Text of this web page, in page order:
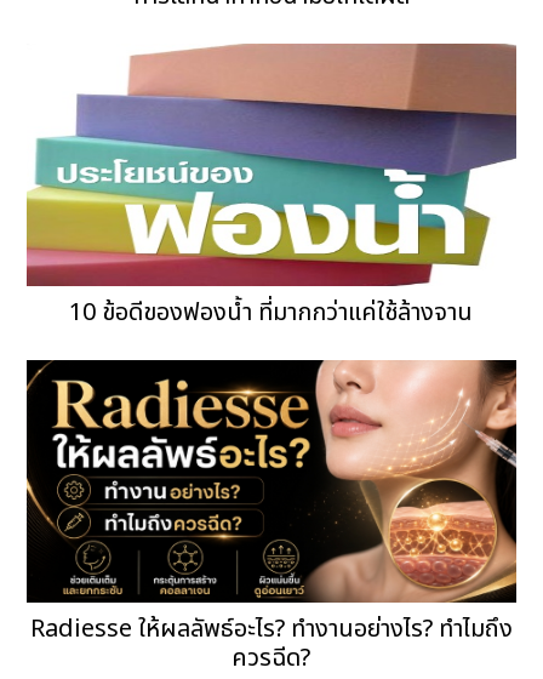
10 ข้อดีของฟองน้ำ ที่มากกว่าแค่ใช้ล้างจาน
Radiesse ให้ผลลัพธ์อะไร? ทำงานอย่างไร? ทำไมถึง
ควรฉีด?